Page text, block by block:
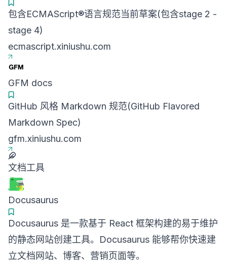
包含ECMAScript®语言规范当前草案(包含stage 2 -
stage 4)
ecmascript.xiniushu.com
GFM docs
GitHub 风格 Markdown 规范(GitHub Flavored
Markdown Spec)
gfm.xiniushu.com
文档工具
Docusaurus
Docusaurus 是一款基于 React 框架构建的易于维护
的静态网站创建工具。Docusaurus 能够帮你快速建
立文档网站、博客、营销页面等。